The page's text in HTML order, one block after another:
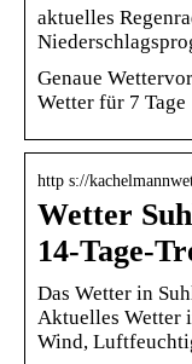
aktuelles
Genaue
Wetter für 7 Tage
http s://
Wetter
14-Tage-
Das Wetter in
Aktuelles Wetter
Wind,